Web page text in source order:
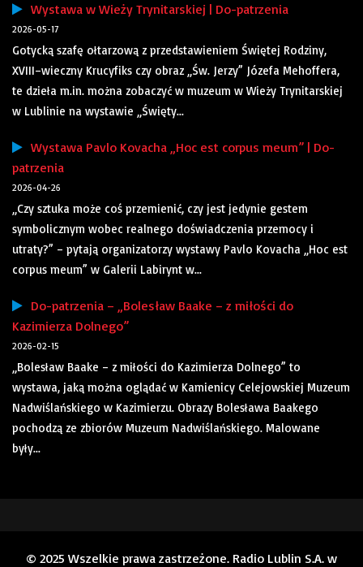
Wystawa w Wieży Trynitarskiej | Do-patrzenia
2026-05-17
Gotycką szafę ołtarzową z przedstawieniem Świętej Rodziny,
XVIII–wieczny Krucyfiks czy obraz „Św. Jerzy” Józefa Mehoffera,
te dzieła m.in. można zobaczyć w muzeum w Wieży Trynitarskiej
w Lublinie na wystawie „Święty...
Wystawa Pavlo Kovacha „Hoc est corpus meum” | Do-
patrzenia
2026-04-26
„Czy sztuka może coś przemienić, czy jest jedynie gestem
symbolicznym wobec realnego doświadczenia przemocy i
utraty?” – pytają organizatorzy wystawy Pavlo Kovacha „Hoc est
corpus meum” w Galerii Labirynt w...
Do-patrzenia – „Bolesław Baake – z miłości do
Kazimierza Dolnego”
2026-02-15
„Bolesław Baake – z miłości do Kazimierza Dolnego” to
wystawa, jaką można oglądać w Kamienicy Celejowskiej Muzeum
Nadwiślańskiego w Kazimierzu. Obrazy Bolesława Baakego
pochodzą ze zbiorów Muzeum Nadwiślańskiego. Malowane
były...
© 2025 Wszelkie prawa zastrzeżone. Radio Lublin S.A. w